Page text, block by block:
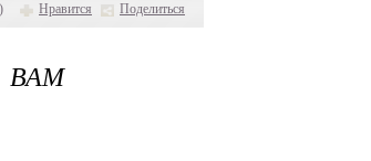
) Нравится Поделиться